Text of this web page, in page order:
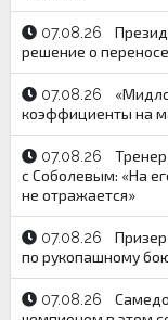
07.08.26
решение о
07.08.26
коэффициенты на
07.08.26
с Соболевым: «На
не отражается»
07.08.26
по рукопашному
07.08.26